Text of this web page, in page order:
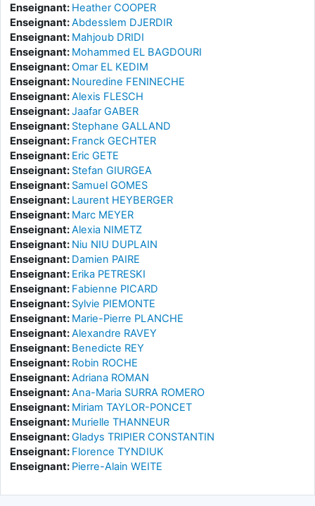
Enseignant: Heather COOPER
Enseignant:Abdesslem DJERDIR
Enseignant: Mahjoub DRIDI
Enseignant: Mohammed EL BAGDOURI
Enseignant:Omar EL KEDIM
Enseignant: Nouredine FENINECHE
Enseignant:Alexis FLESCH
Enseignant:Jaafar GABER
Enseignant: Stephane GALLAND
Enseignant: Franck GECHTER
Enseignant: Eric GETE
Enseignant: Stefan GIURGEA
Enseignant: Samuel GOMES
Enseignant: Laurent HEYBERGER
Enseignant: Marc MEYER
Enseignant:Alexia NIMETZ
Enseignant: Niu NIU DUPLAIN
Enseignant: Damien PAIRE
Enseignant: Erika PETRESKI
Enseignant: Fabienne PICARD
Enseignant: Sylvie PIEMONTE
Enseignant: Marie-Pierre PLANCHE
Enseignant:Alexandre RAVEY
Enseignant: Benedicte REY
Enseignant: Robin ROCHE
Enseignant:Adriana ROMAN
Enseignant:Ana-Maria SURRA ROMERO
Enseignant: Miriam TAYLOR-PONCET
Enseignant: Murielle THANNEUR
Enseignant:Gladys TRIPIER CONSTANTIN
Enseignant: Florence TYNDIUK
Enseignant: Pierre-Alain WEITE